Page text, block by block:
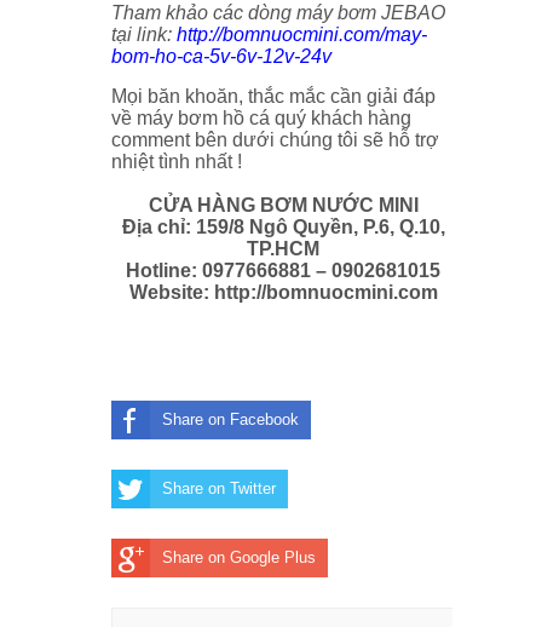
Tham khảo các dòng máy bơm JEBAO
tại link: http://bomnuocmini.com/may-
bom-ho-ca-5v-6v-12v-24v
Mọi băn khoăn, thắc mắc cần giải đáp
về máy bơm hồ cá quý khách hàng
comment bên dưới chúng tôi sẽ hỗ trợ
nhiệt tình nhất !
CỬA HÀNG BƠM NƯỚC MINI
Địa chỉ: 159/8 Ngô Quyền, P.6, Q.10,
TP.HCM
Hotline: 0977666881 – 0902681015
Website: http://bomnuocmini.com
Share on Facebook
Share on Twitter
Share on Google Plus